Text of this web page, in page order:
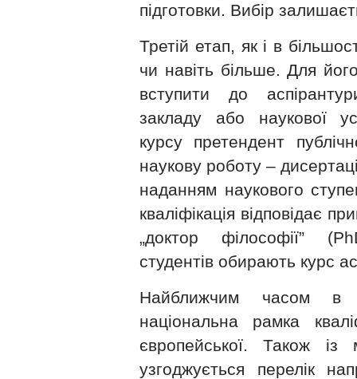
підготовки. Вибір
Третій етап, як і в
чи навіть більше. Для
вступити до
закладу або наукової
курсу претендент
наукову роботу –
наданням наукового
кваліфікація відповідає
„доктор філософії”
студентів обирають курс
Найближчим часом в
національна рамка
європейської. Також із
узгоджується перелік